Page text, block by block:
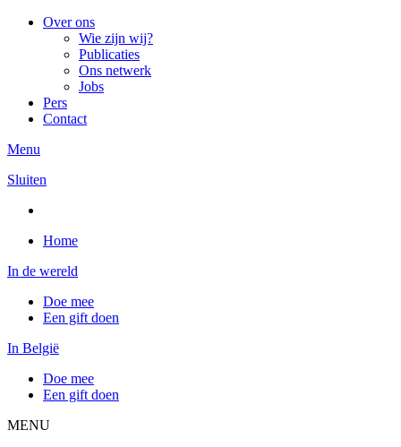
Over ons
Wie zijn wij?
Publicaties
Ons netwerk
Jobs
Pers
Contact
Menu
Sluiten
Home
In de wereld
Doe mee
Een gift doen
In België
Doe mee
Een gift doen
MENU